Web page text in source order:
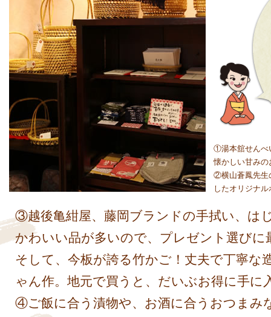
①湯本舘せんべ
懐かしい甘みの
②横山蒼鳳先生
したオリジナ
③越後亀紺屋、藤岡ブランドの手拭い、は
かわいい品が多いので、プレゼント選びに
そして、今板が誇る竹かご！丈夫で丁寧な
ゃん作。地元で買うと、だいぶお得に手に
④ご飯に合う漬物や、お酒に合うおつまみ